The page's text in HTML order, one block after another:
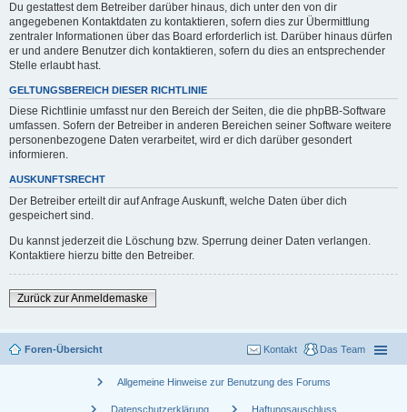
Du gestattest dem Betreiber darüber hinaus, dich unter den von dir
angegebenen Kontaktdaten zu kontaktieren, sofern dies zur Übermittlung
zentraler Informationen über das Board erforderlich ist. Darüber hinaus dürfen
er und andere Benutzer dich kontaktieren, sofern du dies an entsprechender
Stelle erlaubt hast.
GELTUNGSBEREICH DIESER RICHTLINIE
Diese Richtlinie umfasst nur den Bereich der Seiten, die die phpBB-Software
umfassen. Sofern der Betreiber in anderen Bereichen seiner Software weitere
personenbezogene Daten verarbeitet, wird er dich darüber gesondert
informieren.
AUSKUNFTSRECHT
Der Betreiber erteilt dir auf Anfrage Auskunft, welche Daten über dich
gespeichert sind.
Du kannst jederzeit die Löschung bzw. Sperrung deiner Daten verlangen.
Kontaktiere hierzu bitte den Betreiber.
Zurück zur Anmeldemaske
Foren-Übersicht Das Team
Kontakt
chevron_right Allgemeine Hinweise zur Benutzung des Forums
Datenschutzerklärung Haftungsauschluss